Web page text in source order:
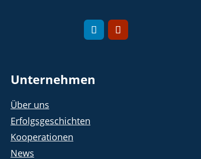
Unternehmen
Über uns
Erfolgsgeschichten
Kooperationen
News